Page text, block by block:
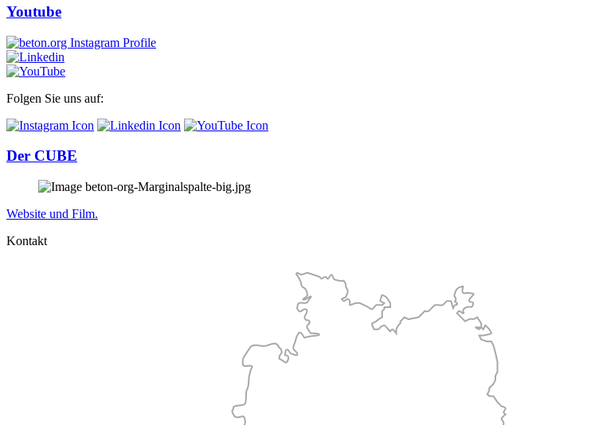
Youtube
Folgen Sie uns auf:
Der CUBE
Website und Film.
Kontakt